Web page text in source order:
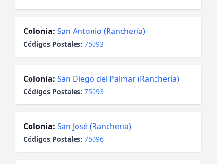
Colonia: San Antonio (Ranchería)
Códigos Postales: 75093
Colonia: San Diego del Palmar (Ranchería)
Códigos Postales: 75093
Colonia: San José (Ranchería)
Códigos Postales: 75096